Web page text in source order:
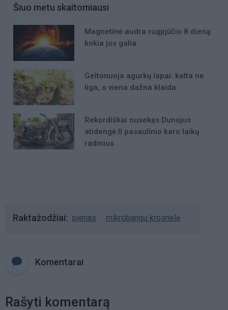
Šiuo metu skaitomiausi
Magnetinė audra rugpjūčio 8 dieną:
kokia jos galia
Geltonuoja agurkų lapai: kalta ne
liga, o viena dažna klaida
Rekordiškai nusekęs Dunojus
atidengė II pasaulinio karo laikų
radinius
Raktažodžiai pienas mikrobangų krosnelė
Komentarai
Rašyti komentarą